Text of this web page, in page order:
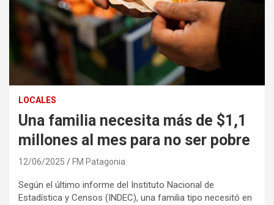
LOCALES
Una familia necesita más de $1,1
millones al mes para no ser pobre
12/06/2025 FM Patagonia
Según el último informe del Instituto Nacional de
Estadística y Censos (INDEC), una familia tipo necesitó en